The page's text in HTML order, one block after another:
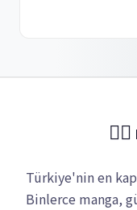
🏴‍☠️
Türkiye'nin en
Binlerce manga,